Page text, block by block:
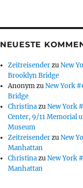
NEUESTE
ZeitreisenderzuNew
Brooklyn Bridge
AnonymzuNew York
Bridge
ChristinazuNew York
Center, 9/11 Memorial
Museum
ZeitreisenderzuNew
Manhattan
ChristinazuNew York
Manhattan